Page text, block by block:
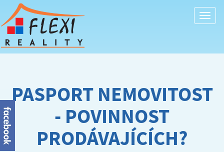
PASPORT NEMOVITOST
- POVINNOST
PRODÁVAJÍCÍCH?